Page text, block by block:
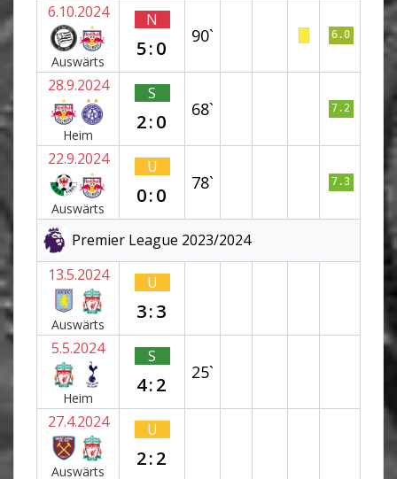
6.10.2024
Auswärts
N
5:0
90` 6.0
28.9.2024
Heim
S
2:0
68` 7.2
22.9.2024
Auswärts
U
0:0
78` 7.3
Premier League 2023/2024
13.5.2024
Auswärts
U
3:3
5.5.2024
Heim
S
4:2
25`
27.4.2024
Auswärts
U
2:2